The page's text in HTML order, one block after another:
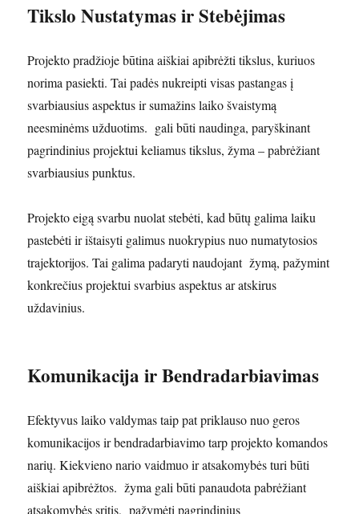
Tikslo Nustatymas ir Stebėjimas
Projekto pradžioje būtina aiškiai apibrėžti tikslus, kuriuos
norima pasiekti. Tai padės nukreipti visas pastangas į
svarbiausius aspektus ir sumažins laiko švaistymą
neesminėms užduotims. gali būti naudinga, paryškinant
pagrindinius projektui keliamus tikslus, žyma – pabrėžiant
svarbiausius punktus.
Projekto eigą svarbu nuolat stebėti, kad būtų galima laiku
pastebėti ir ištaisyti galimus nuokrypius nuo numatytosios
trajektorijos. Tai galima padaryti naudojant žymą, pažymint
konkrečius projektui svarbius aspektus ar atskirus
uždavinius.
Komunikacija ir Bendradarbiavimas
Efektyvus laiko valdymas taip pat priklauso nuo geros
komunikacijos ir bendradarbiavimo tarp projekto komandos
narių. Kiekvieno nario vaidmuo ir atsakomybės turi būti
aiškiai apibrėžtos. žyma gali būti panaudota pabrėžiant
atsakomybės sritis, pažymėti pagrindinius